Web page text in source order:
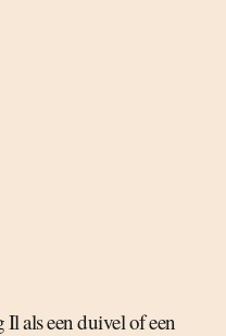
als een duivel of een